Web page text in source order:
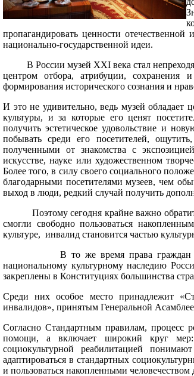
пропагандировать ценности
национально-государственной идеи.
В России музей XXI века стал
центром отбора, атрибуции, сохранения и
формирования исторического сознания и
И это не удивительно, ведь музей
культуры, и за которые его ценят
получить эстетическое удовольствие и
побывать среди его посетителей,
полученными от знакомства с
искусстве, науке или художественном
Более того, в силу своего социального
благодарными посетителями музеев, чем
выход в люди, редкий случай получить
Поэтому сегодня крайне важно
смогли свободно пользоваться
культуре, инвалид становится частью
В то же время права граждан на
национальному культурному наследию
закреплены в Конституциях большинства
Среди них особое место принадлежит
инвалидов», принятым Генеральной
Согласно Стандартным правилам, процесс
помощи, а включает широкий круг мер:
социокультурной реабилитацией
адаптироваться в стандартных
и пользоваться накопленными